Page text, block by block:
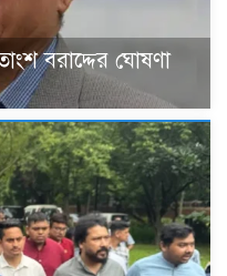
বরাদ্দের ঘোষণা